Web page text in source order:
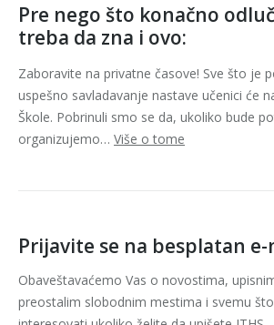
Pre nego što konačno
treba da zna i ovo:
Zaboravite na privatne časove! Sve što je
uspešno savladavanje nastave učenici će
Škole. Pobrinuli smo se da, ukoliko bude
organizujemo… Više o tome
Prijavite se na besplatan
Obaveštavaćemo Vas o novostima,
preostalim slobodnim mestima i svemu